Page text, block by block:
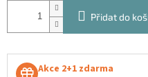
Přidat do
Akce 2+1 zdarma